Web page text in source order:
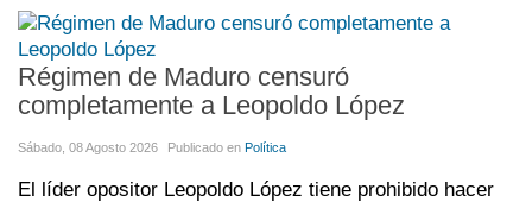
Régimen de Maduro censuró
completamente a Leopoldo López
Sábado, 08 Agosto 2026 Publicado en Política
El líder opositor Leopoldo López tiene prohibido hacer